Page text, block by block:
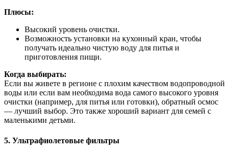
Плюсы:
Высокий уровень очистки.
Возможность установки на кухонный кран, чтобы
получать идеально чистую воду для питья и
приготовления пищи.
Когда выбирать:
Если вы живете в регионе с плохим качеством водопроводной
воды или если вам необходима вода самого высокого уровня
очистки (например, для питья или готовки), обратный осмос
— лучший выбор. Это также хороший вариант для семей с
маленькими детьми.
5. Ультрафиолетовые фильтры